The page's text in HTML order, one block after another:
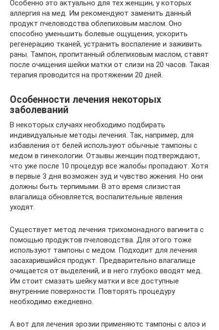
Особенно это актуально для тех женщин, у которых
аллергия на мед. Им рекомендуют заменить данный
продукт пчеловодства облепиховым маслом. Оно
способно уменьшить болевые ощущения, ускорить
регенерацию тканей, устранить воспаление и заживить
раны. Тампон, пропитанный облепиховым маслом, ставят
после очищения шейки матки от слизи на 20 часов. Такая
терапия проводится на протяжении 20 дней.
Особенности лечения некоторых
заболеваний
В некоторых случаях необходимо подбирать
индивидуальные методы лечения. Так, например, для
избавления от белей используют обычные тампоны с
медом в гинекологии. Отзывы женщин подтверждают,
что уже после 10 процедур все жалобы пропадают. Хотя
в первые 3 дня возможен зуд и чувство жжения. Но они
должны быть терпимыми. В это время слизистая
влагалища обновляется, воспалительные явления
уходят.
Существует метод лечения трихомонадного вагинита с
помощью продуктов пчеловодства. Для этого тоже
используют тампоны с медом. Подходит для лечения
засахарившийся продукт. Предварительно влагалище
очищается от выделений, и в него глубоко вводят мед.
Им стоит смазать шейку матки и все доступные
внутренние поверхности. Повторять процедуру
необходимо ежедневно.
А вот для лечения эрозии применяютс тампоны с алоэ и